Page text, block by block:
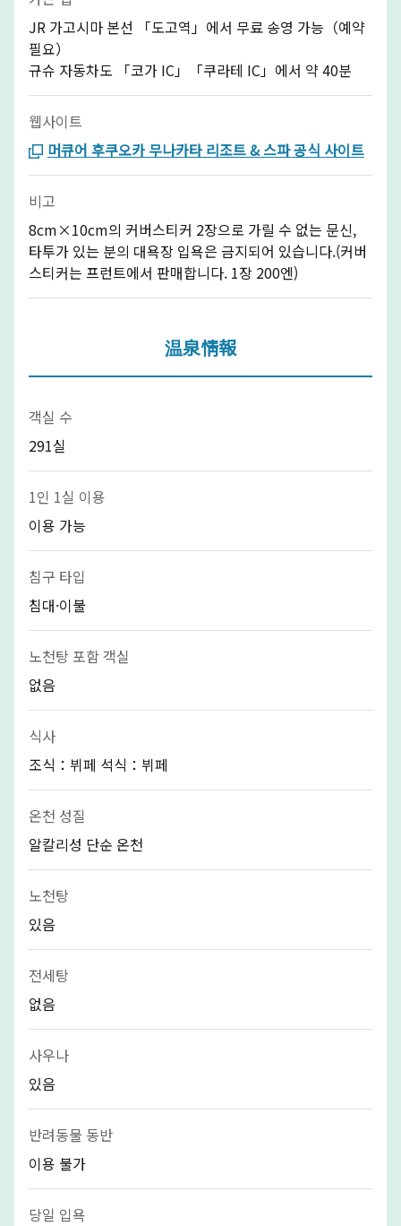
JR 가고시마 본선 「도고역」에서 무료 송영 가능（예약
필요）
규슈 자동차도 「코가 IC」「쿠라테 IC」에서 약 40분
웹사이트
머큐어 후쿠오카 무나카타 리조트 & 스파 공식 사이트
비고
8cm×10cm의 커버스티커 2장으로 가릴 수 없는 문신,
타투가 있는 분의 대욕장 입욕은 금지되어 있습니다.(커버
스티커는 프런트에서 판매합니다. 1장 200엔)
温泉情報
객실 수
291실
1인 1실 이용
이용 가능
침구 타입
침대·이불
노천탕 포함 객실
없음
식사
조식：뷔페 석식：뷔페
온천 성질
알칼리성 단순 온천
노천탕
있음
전세탕
없음
사우나
있음
반려동물 동반
이용 불가
당일 입욕